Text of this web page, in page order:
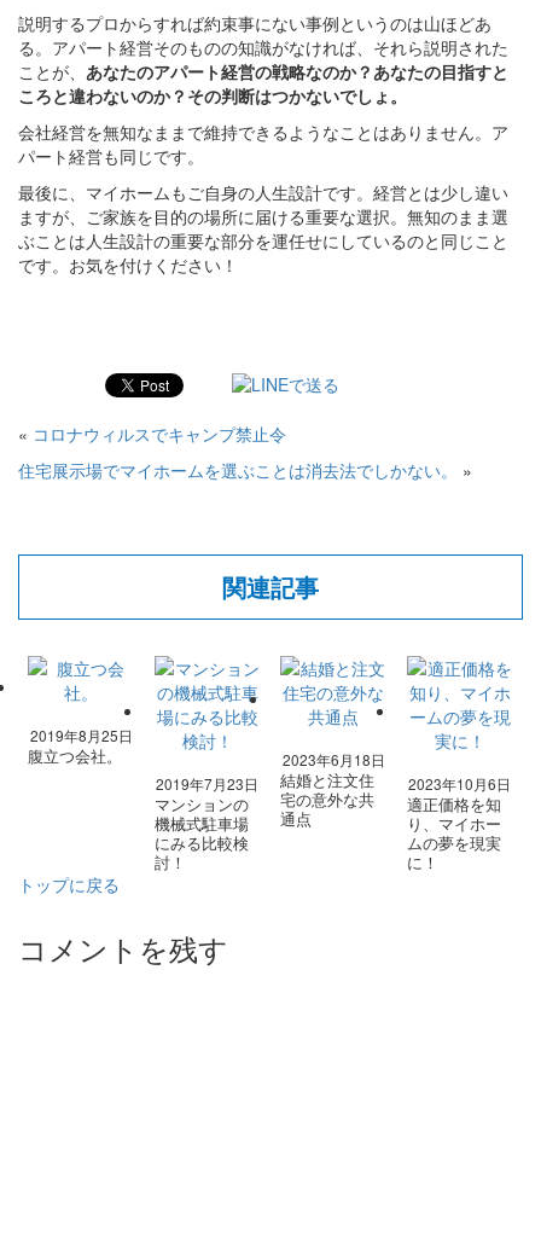
説明するプロからすれば約束事にない事例というのは山ほどあ
る。アパート経営そのものの知識がなければ、それら説明された
ことが、 あなたのアパート経営の戦略なのか？あなたの目指すと
ころと違わないのか？その判断はつかないでしょ。
会社経営を無知なままで維持できるようなことはありません。ア
パート経営も同じです。
最後に、マイホームもご自身の人生設計です。経営とは少し違い
ますが、ご家族を目的の場所に届ける重要な選択。無知のまま選
ぶことは人生設計の重要な部分を運任せにしているのと同じこと
です。お気を付けください！
« コロナウィルスでキャンプ禁止令
住宅展示場でマイホームを選ぶことは消去法でしかない。
»
関連記事
2019年8月25日
腹立つ会社。
2019年7月23日
マンションの
機械式駐車場
にみる比較検
討！
2023年6月18日
結婚と注文住
宅の意外な共
通点
2023年10月6日
適正価格を知
り、マイホー
ムの夢を現実
に！
トップに戻る
コメントを残す